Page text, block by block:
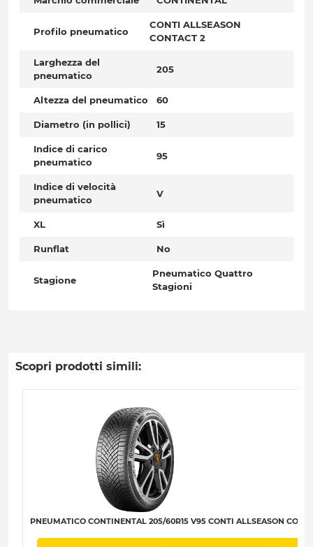
Profilo pneumatico
CONTI ALLSEASON
CONTACT 2
Larghezza del
pneumatico
205
Altezza del pneumatico 60
Diametro (in pollici) 15
Indice di carico
pneumatico
95
Indice di velocità
pneumatico
V
XL Sì
Runflat No
Stagione
Pneumatico Quattro
Stagioni
Scopri prodotti simili:
PNEUMATICO CONTINENTAL 205/60R15 V95 CONTI ALLSEASON